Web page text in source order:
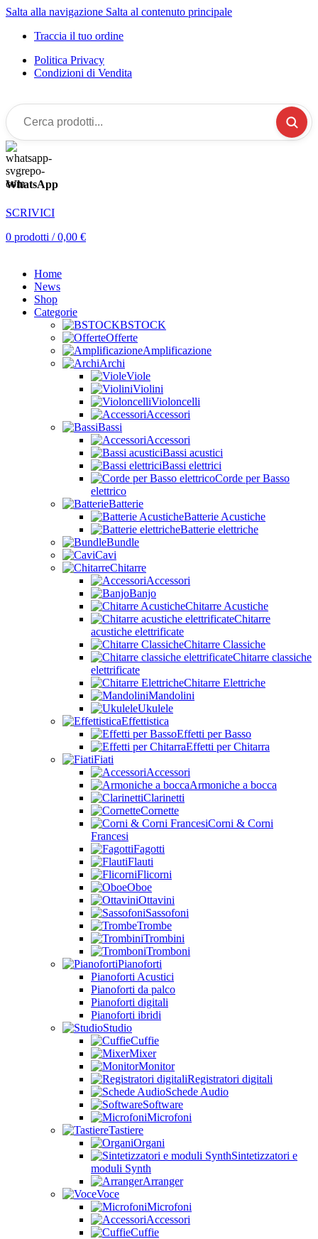
Salta alla navigazione Salta al contenuto principale
Traccia il tuo ordine
Politica Privacy
Condizioni di Vendita
Cerca
prodotti...
WhatsApp
SCRIVICI
0 prodotti / 0,00 €
Home
News
Shop
Categorie
BSTOCK
Offerte
Amplificazione
Archi
Viole
Violini
Violoncelli
Accessori
Bassi
Accessori
Bassi acustici
Bassi elettrici
Corde per Basso
elettrico
Batterie
Batterie Acustiche
Batterie elettriche
Bundle
Cavi
Chitarre
Accessori
Banjo
Chitarre Acustiche
Chitarre
acustiche elettrificate
Chitarre Classiche
Chitarre classiche
elettrificate
Chitarre Elettriche
Mandolini
Ukulele
Effettistica
Effetti per Basso
Effetti per Chitarra
Fiati
Accessori
Armoniche a bocca
Clarinetti
Cornette
Corni & Corni
Francesi
Fagotti
Flauti
Flicorni
Oboe
Ottavini
Sassofoni
Trombe
Trombini
Tromboni
Pianoforti
Pianoforti Acustici
Pianoforti da palco
Pianoforti digitali
Pianoforti ibridi
Studio
Cuffie
Mixer
Monitor
Registratori digitali
Schede Audio
Software
Microfoni
Tastiere
Organi
Sintetizzatori e
moduli Synth
Arranger
Voce
Microfoni
Accessori
Cuffie